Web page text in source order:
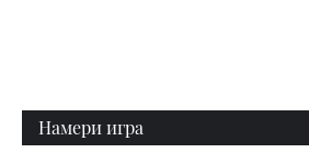
Намери игра